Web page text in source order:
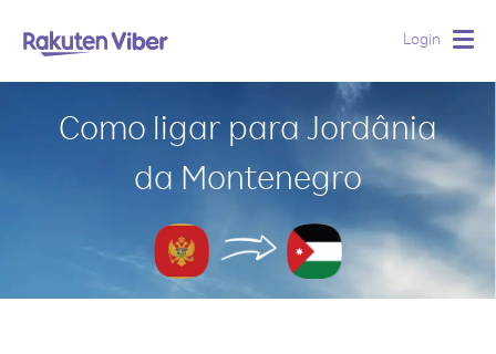
Login
Como ligar para Jordânia
da Montenegro